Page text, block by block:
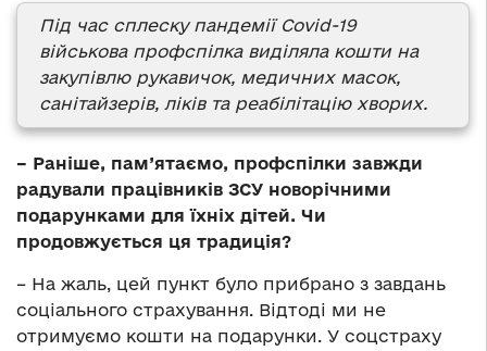
Під час сплеску пандемії Covid-19
військова профспілка виділяла кошти на
закупівлю рукавичок, медичних масок,
санітайзерів, ліків та реабілітацію хворих.
– Раніше, пам’ятаємо, профспілки завжди
радували працівників ЗСУ новорічними
подарунками для їхніх дітей. Чи
продовжується ця традиція?
– На жаль, цей пункт було прибрано з завдань
соціального страхування. Відтоді ми не
отримуємо кошти на подарунки. У соцстраху